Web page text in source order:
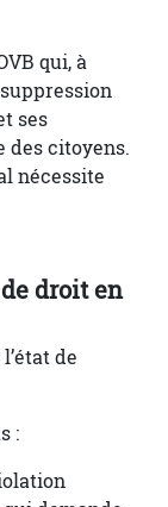
qui, à
ses
des citoyens.
nécessite
de droit en
de
: